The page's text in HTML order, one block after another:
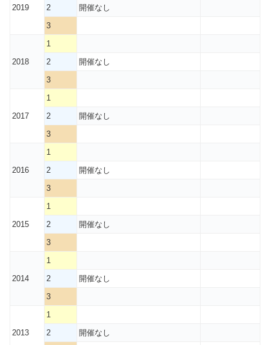
2019 2
開催なし
3
2018
1
2
開催なし
3
2017
1
2
開催なし
3
2016
1
2
開催なし
3
2015
1
2
開催なし
3
2014
1
2
開催なし
3
2013
1
2
開催なし